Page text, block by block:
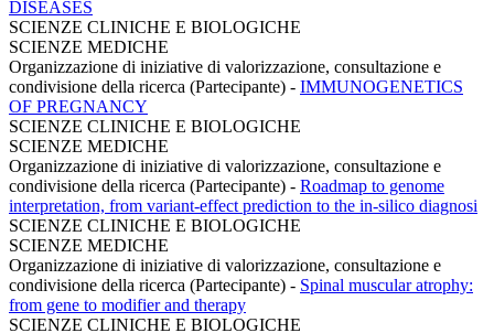
DISEASES
SCIENZE CLINICHE E BIOLOGICHE
SCIENZE MEDICHE
Organizzazione di iniziative di valorizzazione, consultazione e
condivisione della ricerca (Partecipante) - IMMUNOGENETICS
OF PREGNANCY
SCIENZE CLINICHE E BIOLOGICHE
SCIENZE MEDICHE
Organizzazione di iniziative di valorizzazione, consultazione e
condivisione della ricerca (Partecipante) - Roadmap to genome
interpretation, from variant-effect prediction to the in-silico diagnosi
SCIENZE CLINICHE E BIOLOGICHE
SCIENZE MEDICHE
Organizzazione di iniziative di valorizzazione, consultazione e
condivisione della ricerca (Partecipante) - Spinal muscular atrophy:
from gene to modifier and therapy
SCIENZE CLINICHE E BIOLOGICHE